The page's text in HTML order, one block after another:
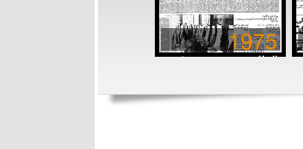
1975
الملك حسين في حديث